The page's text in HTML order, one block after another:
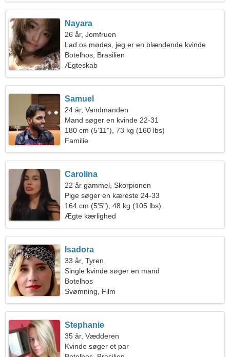
Nayara
26 år, Jomfruen
Lad os mødes, jeg er en blændende kvinde
Botelhos, Brasilien
Ægteskab
Samuel
24 år, Vandmanden
Mand søger en kvinde 22-31
180 cm (5'11"), 73 kg (160 lbs)
Familie
Carolina
22 år gammel, Skorpionen
Pige søger en kæreste 24-33
164 cm (5'5"), 48 kg (105 lbs)
Ægte kærlighed
Isadora
33 år, Tyren
Single kvinde søger en mand
Botelhos
Svømning, Film
Stephanie
35 år, Vædderen
Kvinde søger et par